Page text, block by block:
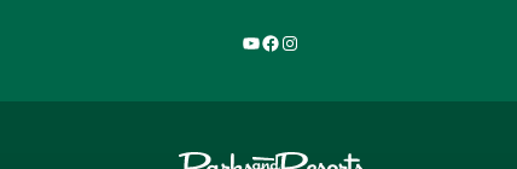
YouTube
Facebook
Instagram